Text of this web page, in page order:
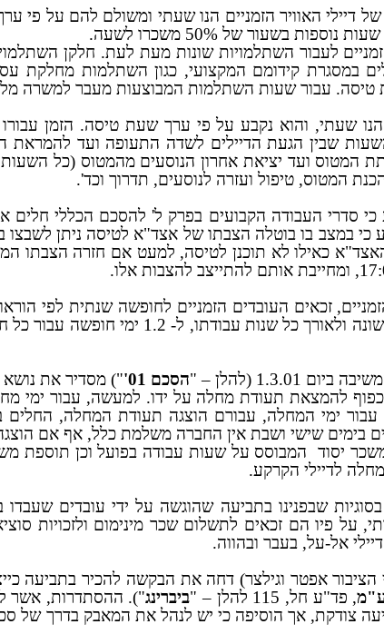
בשעור של 50% משכרו לשעה.
לעבור השתלמויות שונות מעת לעת. חלקן
במסגרת קידומם המקצועי, כגון השתלמות
הנו שעתי, והוא נקבע על פי ערך שעת טיסה. הזמן
שבין הגעת הדיילים לשדה התעופה ועד להמראת
המטוס ועד יציאת אחרון הנוסעים מהמטוס (כל
המטוס, טיפול ועזרה לנוסעים, תדרוך וכד'.
כאילו לא תוכנן לטיסה, למעט אם חזרה הצבתו
(להלן – "
הסכם 01'
להמצאת תעודת מחלה על ידו. למעשה, עבור ימי
ימי המחלה, עבורם הוצגה תעודת המחלה, החלים
בימים שישי ושבת אין החברה משלמת כלל, אף אם
יסוד
המבוסס על שעות עבודה בפועל וכן תוספת
לדיילי הקרקע.
על פיו הם זכאים לתשלום שכר מינימום ולזכויות
אל-על, בעבר ובהווה.
הציבור אפטר וגילצר) דחה את הבקשה להכיר בתביעה
, פד"ע חל, 115 להלן – " ביברינג"). ההסתדרות, אשר לא
אך הוסיפה כי יש לנהל את המאבק בדרך של סכסוך קיבוצי ולא